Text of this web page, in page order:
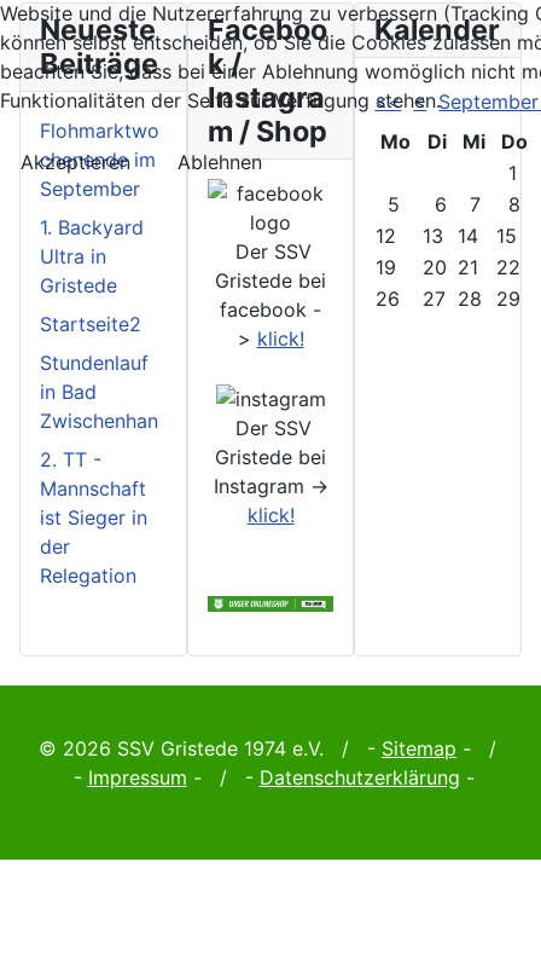
Neueste
Beiträge
Flohmarktwo
chenende im
September
1. Backyard
Ultra in
Gristede
Startseite2
Stundenlauf
in Bad
Zwischenhan
2. TT -
Mannschaft
ist Sieger in
der
Relegation
Faceboo
k /
Instagra
m / Shop
Der SSV
Gristede bei
facebook -
> klick!
Der SSV
Gristede bei
Instagram ->
klick!
Kalender
<< <
Mo
Di Mi Do
1
5
6 7 8
12
13 14 15
19
20 21 22
26
27 28 29
© 2026 SSV Gristede 1974 e.V. / - Sitemap - /
- Impressum - / - Datenschutzerklärung -
Website und die Nutzererfahrung zu verbessern (Tracking
können selbst entscheiden, ob Sie die Cookies zulassen
beachten Sie, dass bei einer Ablehnung womöglich nicht
Funktionalitäten der Seite zur Verfügung stehen.
Akzeptieren Ablehnen